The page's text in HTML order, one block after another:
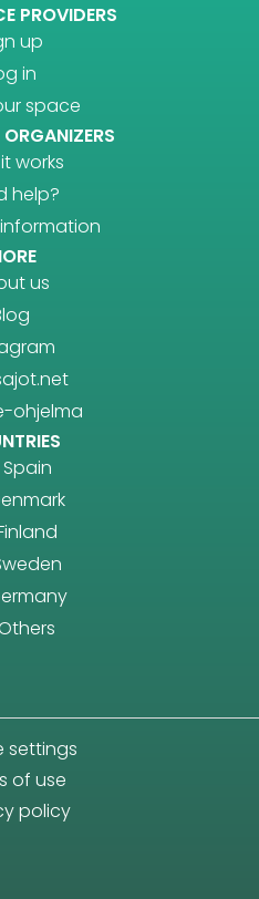
PROVIDERS
up
in
space
works
help?
us
ohjelma
Spain
settings
of use
policy